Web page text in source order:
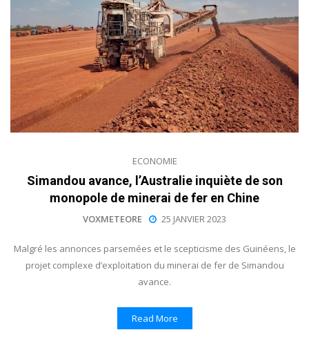
ECONOMIE
Simandou avance, l’Australie inquiète de son
monopole de minerai de fer en Chine
VOXMETEORE 25 JANVIER 2023
Malgré les annonces parsemées et le scepticisme des Guinéens, le
projet complexe d’exploitation du minerai de fer de Simandou
avance.
Read More